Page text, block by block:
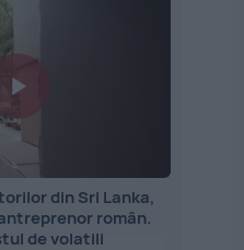
din Sri Lanka,
român.
de volatili